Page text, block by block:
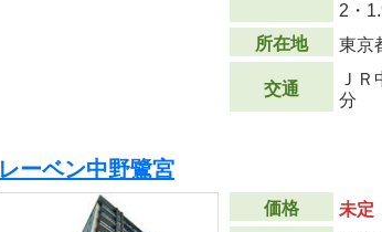
2 ・
所在地
東京
交通
Ｊ
分
レーベン中野鷺宮
価格 未定